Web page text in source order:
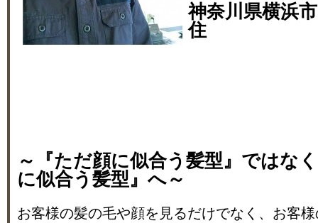
神奈川県横浜
住
～『ただ顔に似合う髪型』ではな
に似合う髪型』へ～
お客様の髪の毛や顔を見るだけでなく、お客